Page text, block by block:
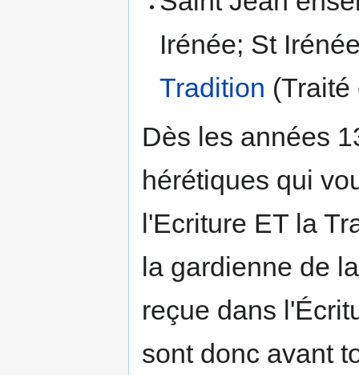
Irénée; St
Tradition
Dès les années
hérétiques qui
l'Ecriture ET la
la gardienne de
reçue dans
sont donc avant